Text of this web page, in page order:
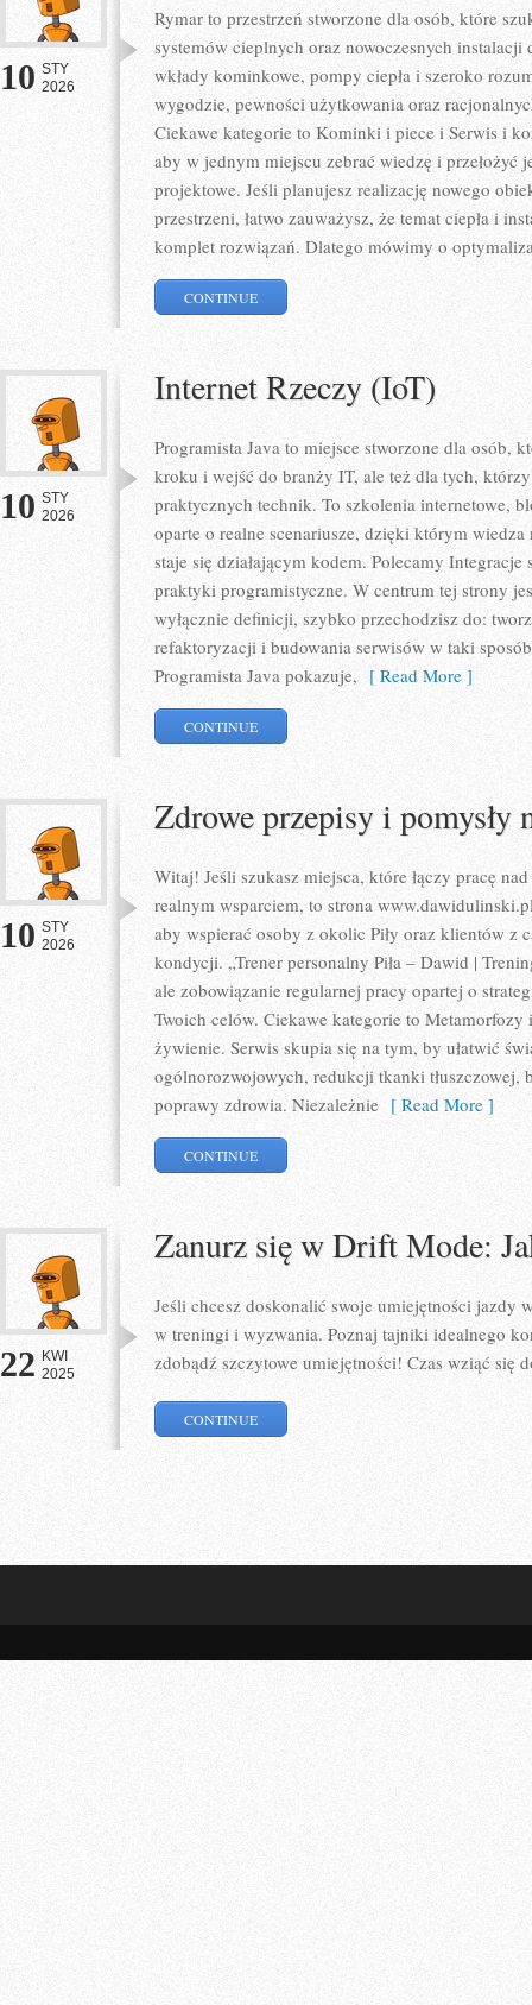
10 STY
2026
Rymar to przestrzeń stworzone dla osób, które
systemów cieplnych oraz nowoczesnych
wkłady kominkowe, pompy ciepła i szeroko
wygodzie, pewności użytkowania oraz
Ciekawe kategorie to Kominki i piece i Serwis i
aby w jednym miejscu zebrać wiedzę i przełożyć
projektowe. Jeśli planujesz realizację nowego
przestrzeni, łatwo zauważysz, że temat ciepła i
komplet rozwiązań. Dlatego mówimy o
CONTINUE
10 STY
2026
Internet Rzeczy (IoT)
Programista Java to miejsce stworzone dla osób,
kroku i wejść do branży IT, ale też dla tych,
praktycznych technik. To szkolenia internetowe,
oparte o realne scenariusze, dzięki którym
staje się działającym kodem. Polecamy
praktyki programistyczne. W centrum tej strony
wyłącznie definicji, szybko przechodzisz do:
refaktoryzacji i budowania serwisów w taki
Programista Java pokazuje, [ Read More ]
CONTINUE
10 STY
2026
Zdrowe przepisy i pomysły
Witaj! Jeśli szukasz miejsca, które łączy pracę
realnym wsparciem, to strona
aby wspierać osoby z okolic Piły oraz klientów z
kondycji. „Trener personalny Piła – Dawid |
ale zobowiązanie regularnej pracy opartej o
Twoich celów. Ciekawe kategorie to
żywienie. Serwis skupia się na tym, by ułatwić
ogólnorozwojowych, redukcji tkanki tłuszczowej,
poprawy zdrowia. Niezależnie [ Read More ]
CONTINUE
22 KWI
2025
Zanurz się w Drift Mode:
Jeśli chcesz doskonalić swoje umiejętności jazdy
w treningi i wyzwania. Poznaj tajniki idealnego
zdobądź szczytowe umiejętności! Czas wziąć się
CONTINUE